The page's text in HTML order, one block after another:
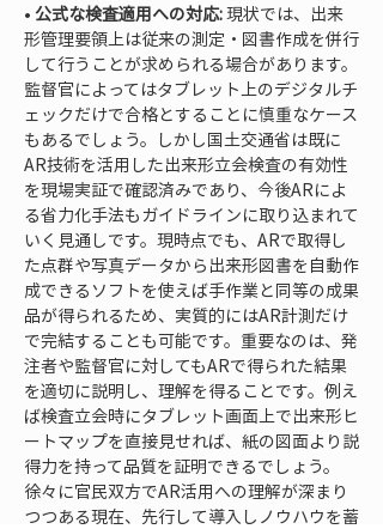
• 公式な検査適用への対応: 現状では、出来
形管理要領上は従来の測定・図書作成を併行
して行うことが求められる場合があります。
監督官によってはタブレット上のデジタルチ
ェックだけで合格とすることに慎重なケース
もあるでしょう。しかし国土交通省は既に
AR技術を活用した出来形立会検査の有効性
を現場実証で確認済みであり、今後ARによ
る省力化手法もガイドラインに取り込まれて
いく見通しです。現時点でも、ARで取得し
た点群や写真データから出来形図書を自動作
成できるソフトを使えば手作業と同等の成果
品が得られるため、実質的にはAR計測だけ
で完結することも可能です。重要なのは、発
注者や監督官に対してもARで得られた結果
を適切に説明し、理解を得ることです。例え
ば検査立会時にタブレット画面上で出来形ヒ
ートマップを直接見せれば、紙の図面より説
得力を持って品質を証明できるでしょう。
徐々に官民双方でAR活用への理解が深まり
つつある現在、先行して導入しノウハウを蓄